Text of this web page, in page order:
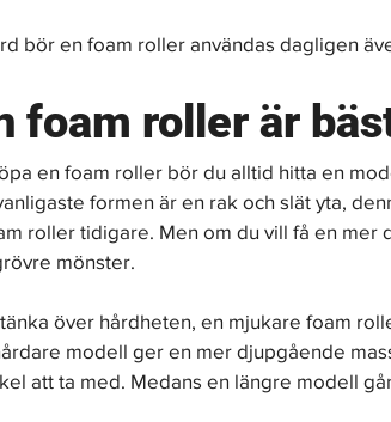
bör en foam roller användas dagligen
foam roller är
en foam roller bör du alltid hitta en
formen är en rak och slät yta,
roller tidigare. Men om du vill få en mer
mönster.
över hårdheten, en mjukare foam
modell ger en mer djupgående
att ta med. Medans en längre modell